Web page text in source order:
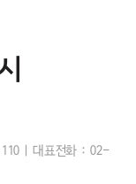
110 | 대표전화 : 02-